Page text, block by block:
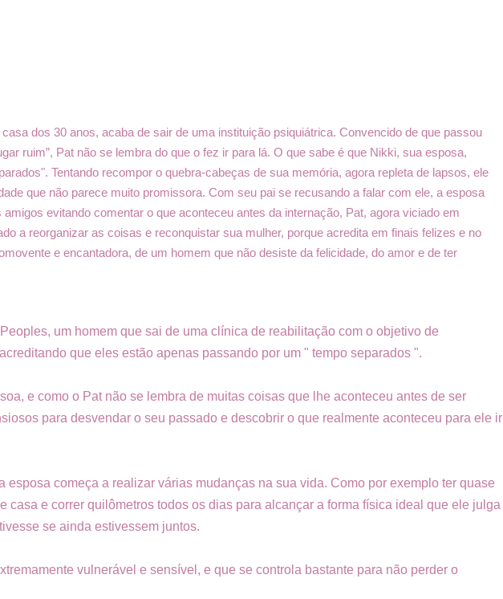
dos 30 anos, acaba de sair de uma instituição psiquiátrica. Convencido de que passou
ruim”, Pat não se lembra do que o fez ir para lá. O que sabe é que Nikki, sua esposa,
Tentando recompor o quebra-cabeças de sua memória, agora repleta de lapsos, ele
que não parece muito promissora. Com seu pai se recusando a falar com ele, a esposa
evitando comentar o que aconteceu antes da internação, Pat, agora viciado em
a reorganizar as coisas e reconquistar sua mulher, porque acredita em finais felizes e no
e encantadora, de um homem que não desiste da felicidade, do amor e de ter
um homem que sai de uma clínica de reabilitação com o objetivo de
que eles estão apenas passando por um " tempo separados ".
e como o Pat não se lembra de muitas coisas que lhe aconteceu antes de ser
para desvendar o seu passado e descobrir o que realmente aconteceu para ele ir
esposa começa a realizar várias mudanças na sua vida. Como por exemplo ter quase
casa e correr quilômetros todos os dias para alcançar a forma física ideal que ele julga
se ainda estivessem juntos.
vulnerável e sensível, e que se controla bastante para não perder o